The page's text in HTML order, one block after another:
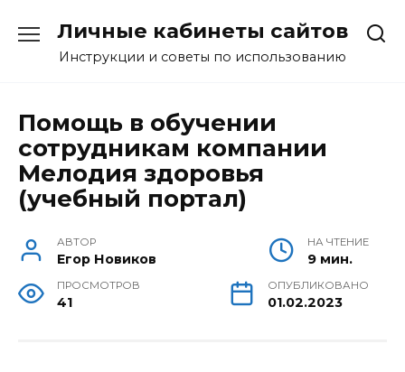
содержанию
Личные кабинеты сайтов
Инструкции и советы по использованию
Помощь в обучении
сотрудникам компании
Мелодия здоровья
(учебный портал)
АВТОР
Егор Новиков
НА ЧТЕНИЕ
9 мин.
ПРОСМОТРОВ
41
ОПУБЛИКОВАНО
01.02.2023